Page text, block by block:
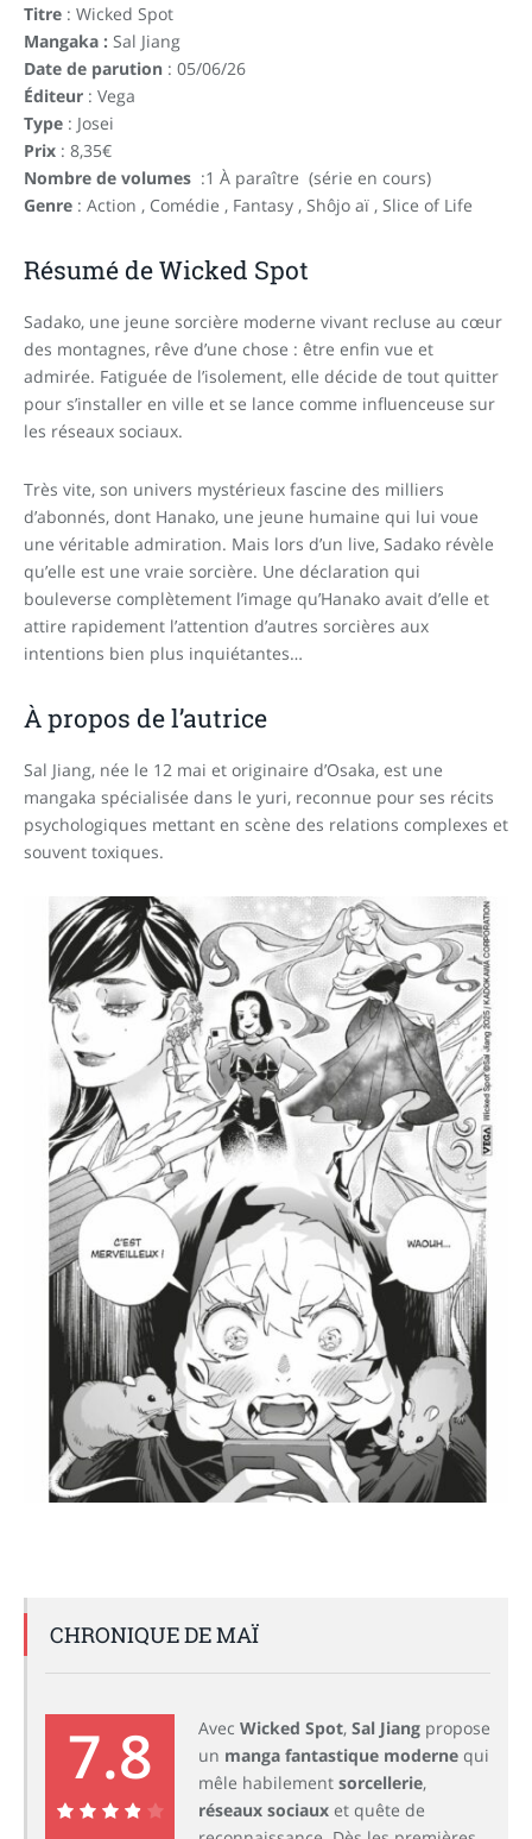
Titre : Wicked Spot
Mangaka : Sal Jiang
Date de parution : 05/06/26
Éditeur : Vega
Type : Josei
Prix : 8,35€
Nombre de volumes :1 À paraître (série en cours)
Genre : Action , Comédie , Fantasy , Shôjo aï , Slice of Life
Résumé de Wicked Spot
Sadako, une jeune sorcière moderne vivant recluse au cœur
des montagnes, rêve d’une chose : être enfin vue et
admirée. Fatiguée de l’isolement, elle décide de tout quitter
pour s’installer en ville et se lance comme influenceuse sur
les réseaux sociaux.
Très vite, son univers mystérieux fascine des milliers
d’abonnés, dont Hanako, une jeune humaine qui lui voue
une véritable admiration. Mais lors d’un live, Sadako révèle
qu’elle est une vraie sorcière. Une déclaration qui
bouleverse complètement l’image qu’Hanako avait d’elle et
attire rapidement l’attention d’autres sorcières aux
intentions bien plus inquiétantes…
À propos de l’autrice
Sal Jiang, née le 12 mai et originaire d’Osaka, est une
mangaka spécialisée dans le yuri, reconnue pour ses récits
psychologiques mettant en scène des relations complexes et
souvent toxiques.
CHRONIQUE DE MAÏ
7.8
Avec Wicked Spot, Sal Jiang propose
un manga fantastique moderne qui
mêle habilement sorcellerie,
réseaux sociaux et quête de